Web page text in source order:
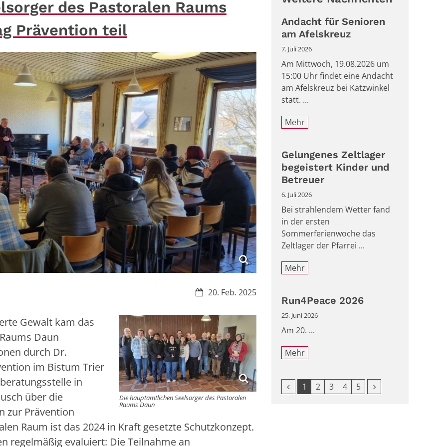
des Pastoralen Raums
Prävention teil
Datum:
20. Feb. 2025
Die hauptamtlichen Seelsorger des Pastoralen
Raums Daun
Gewalt kam das
Daun
durch Dr.
im Bistum Trier
in
über die
zur Prävention
Raum ist das 2024 in Kraft gesetzte Schutzkonzept.
regelmäßig evaluiert: Die Teilnahme an
Andacht für Senioren
am Afelskreuz
7. Juli 2026
Am Mittwoch, 19.08.2026 um
15:00 Uhr findet eine Andacht
am Afelskreuz bei Katzwinkel
statt. ...
Mehr
Gelungenes Zeltlager
begeistert Kinder und
Betreuer
6. Juli 2026
Bei strahlendem Wetter fand
in der ersten
Sommerferienwoche das
Zeltlager der Pfarrei ...
Mehr
Run4Peace 2026
25. Juni 2026
Am 20. ...
Mehr
Vorherige Seite
1 2 3 4 5 Nächste Seite